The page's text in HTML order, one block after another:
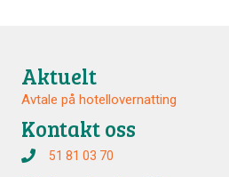
Aktuelt
Avtale på hotellovernatting
Kontakt oss
51 81 03 70